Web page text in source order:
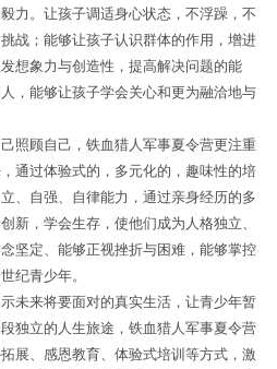
力。让孩子调适身心状态，不浮躁，不
战；能够让孩子认识群体的作用，增进
想象力与创造性，提高解决问题的能
，能够让孩子学会关心和更为融洽地与
顾自己，铁血猎人军事夏令营更注重
通过体验式的，多元化的，趣味性的培
、自强、自律能力，通过亲身经历的多
新，学会生存，使他们成为人格独立、
坚定、能够正视挫折与困难，能够掌控
纪青少年。
来将要面对的真实生活，让青少年暂
独立的人生旅途，铁血猎人军事夏令营
展、感恩教育、体验式培训等方式，激